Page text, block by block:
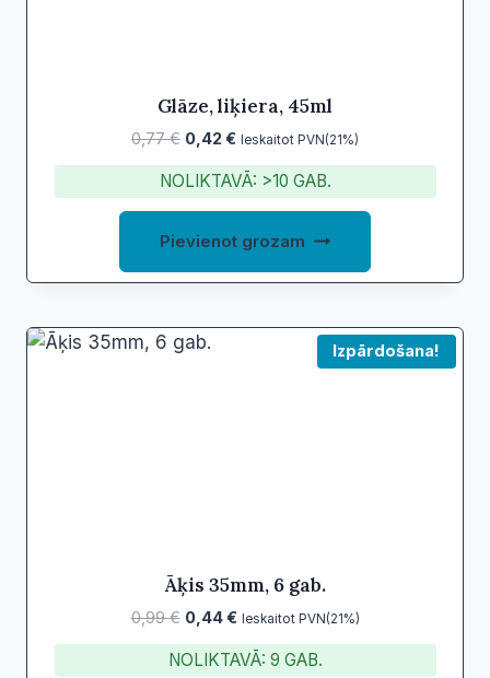
Glāze, liķiera, 45ml
0,77€ Original
price
was:
0,77 €.
0,42€Current
price
is:
0,42 €.
Ieskaitot PVN(21%)
NOLIKTAVĀ: >10 GAB.
Pievienot grozam
Izpārdošana!
Āķis 35mm, 6 gab.
0,99€ Original
price
was:
0,44€Current
price
is:
Ieskaitot PVN(21%)
NOLIKTAVĀ: 9 GAB.